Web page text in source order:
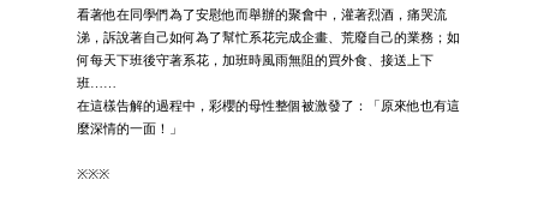
看著他在同學們為了安慰他而舉辦的聚會中，灌著烈酒，痛哭流
涕，訴說著自己如何為了幫忙系花完成企畫、荒廢自己的業務；如
何每天下班後守著系花，加班時風雨無阻的買外食、接送上下
班……
在這樣告解的過程中，彩櫻的母性整個被激發了：「原來他也有這
麼深情的一面！」
※※※